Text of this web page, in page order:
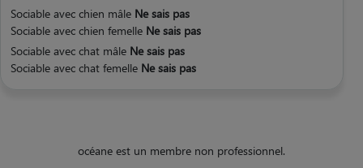
Sociable avec chien mâle Ne sais pas
Sociable avec chien femelle Ne sais pas
Sociable avec chat mâle Ne sais pas
Sociable avec chat femelle Ne sais pas
océane est un membre non professionnel.